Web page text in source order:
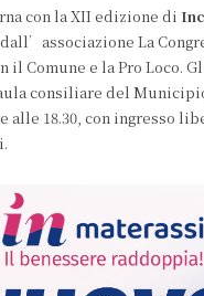
con la XII edizione di
La
il Comune e la Pro Loco.
consiliare del
alle 18.30, con ingresso